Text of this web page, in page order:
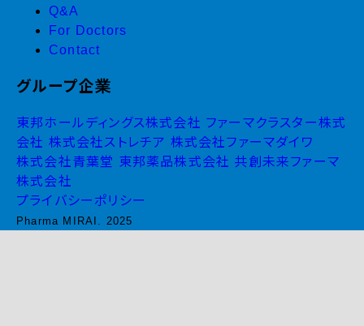
Q&A
For Doctors
Contact
グループ企業
東邦ホールディングス株式会社 ファーマクラスター株式
会社 株式会社ストレチア 株式会社ファーマダイワ
株式会社青葉堂 東邦薬品株式会社 共創未来ファーマ
株式会社
プライバシーポリシー
Pharma MIRAI. 2025